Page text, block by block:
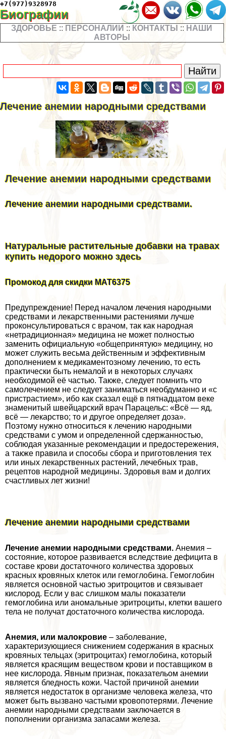
+7(977)9328978
Биографии
ЗДОРОВЬЕ :: ПЕРСОНАЛИИ :: КОНТАКТЫ :: НАШИ
АВТОРЫ
Лечение анемии народными средствами
Лечение анемии народными средствами
Лечение анемии народными средствами.
Натуральные растительные добавки на травах
купить недорого можно здесь
Промокод для скидки MAT6375
Предупреждение! Перед началом лечения народными
средствами и лекарственными растениями лучше
проконсультироваться с врачом, так как народная
«нетрадиционная» медицина не может полностью
заменить официальную «общепринятую» медицину, но
может служить весьма действенным и эффективным
дополнением к медикаментозному лечению, то есть
пpaктически быть немалой и в некоторых случаях
необходимой её частью. Также, следует помнить что
самолечением не следует заниматься необдуманно и «с
пристрастием», ибо как сказал ещё в пятнадцатом веке
знаменитый швейцарский врач Парацельс: «Всё — яд,
всё — лекарство; то и другое определяет доза».
Поэтому нужно относиться к лечению народными
средствами с умом и определенной сдержанностью,
соблюдая указанные рекомендации и предостережения,
а также правила и способы сбора и приготовления тех
или иных лекарственных растений, лечебных трав,
рецептов народной медицины. Здоровья вам и долгих
счастливых лет жизни!
Лечение анемии народными средствами
Лечение анемии народными средствами. Анемия –
состояние, которое развивается вследствие дефицита в
составе крови достаточного количества здоровых
красных кровяных клеток или гемоглобина. Гемоглобин
является основной частью эритроцитов и связывает
кислород. Если у вас слишком малы показатели
гемоглобина или аномальные эритроциты, клетки вашего
тела не получат достаточного количества кислорода.
Анемия, или малокровие – заболевание,
хаpaктеризующиеся снижением содержания в красных
кровяных тельцах (эритроцитах) гемоглобина, который
является красящим веществом крови и поставщиком в
нее кислорода. Явным признак, показательом анемии
является бледность кожи. Частой причиной анемии
является недостаток в организме человека железа, что
может быть вызвано частыми кровопотерями. Лечение
анемии народными средствами заключается в
пополнении организма запасами железа.